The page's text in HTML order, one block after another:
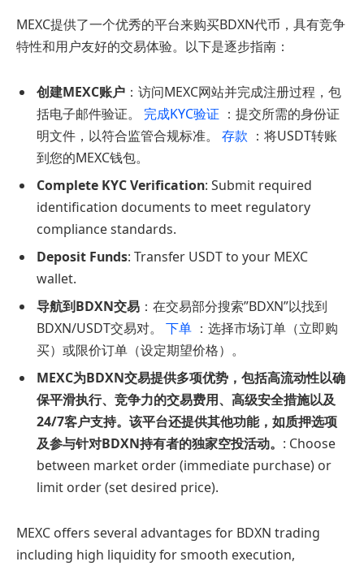
MEXC提供了一个优秀的平台来购买BDXN代币，具有竞争
特性和用户友好的交易体验。以下是逐步指南：
创建MEXC账户 ：访问MEXC网站并完成注册过程，包
括电子邮件验证。 完成KYC验证 ：提交所需的身份证
明文件，以符合监管合规标准。 存款 ：将USDT转账
到您的MEXC钱包。
Complete KYC Verification: Submit required
identification documents to meet regulatory
compliance standards.
Deposit Funds: Transfer USDT to your MEXC
wallet.
导航到BDXN交易 ：在交易部分搜索”BDXN”以找到
BDXN/USDT交易对。 下单 ：选择市场订单（立即购
买）或限价订单（设定期望价格）。
MEXC为BDXN交易提供多项优势，包括高流动性以确
保平滑执行、竞争力的交易费用、高级安全措施以及
24/7客户支持。该平台还提供其他功能，如质押选项
及参与针对BDXN持有者的独家空投活动。 : Choose
between market order (immediate purchase) or
limit order (set desired price).
MEXC offers several advantages for BDXN trading
including high liquidity for smooth execution,